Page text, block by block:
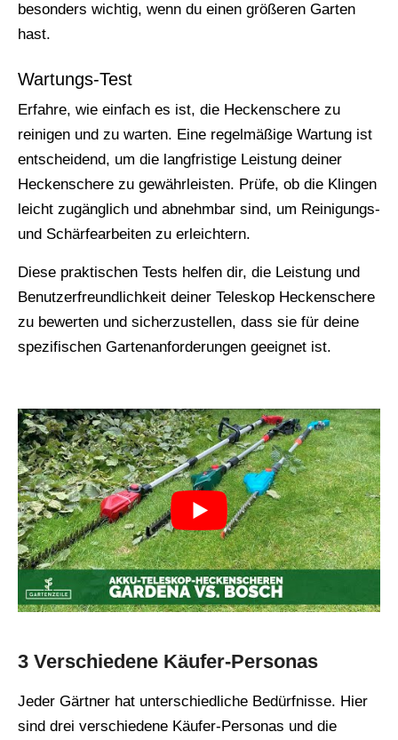
besonders wichtig, wenn du einen größeren Garten
hast.
Wartungs-Test
Erfahre, wie einfach es ist, die Heckenschere zu
reinigen und zu warten. Eine regelmäßige Wartung ist
entscheidend, um die langfristige Leistung deiner
Heckenschere zu gewährleisten. Prüfe, ob die Klingen
leicht zugänglich und abnehmbar sind, um Reinigungs-
und Schärfearbeiten zu erleichtern.
Diese praktischen Tests helfen dir, die Leistung und
Benutzerfreundlichkeit deiner Teleskop Heckenschere
zu bewerten und sicherzustellen, dass sie für deine
spezifischen Gartenanforderungen geeignet ist.
3 Verschiedene Käufer-Personas
Jeder Gärtner hat unterschiedliche Bedürfnisse. Hier
sind drei verschiedene Käufer-Personas und die